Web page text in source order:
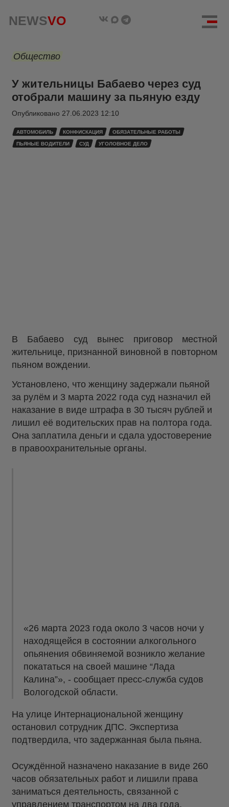
NEWSVO
Общество
У жительницы Бабаево через суд
отобрали машину за пьяную езду
Опубликовано 27.06.2023 12:10
АВТОМОБИЛЬ КОНФИСКАЦИЯ ОБЯЗАТЕЛЬНЫЕ РАБОТЫ
ПЬЯНЫЕ ВОДИТЕЛИ СУД УГОЛОВНОЕ ДЕЛО
В Бабаево суд вынес приговор местной
жительнице, признанной виновной в повторном
пьяном вождении.
Установлено, что женщину задержали пьяной
за рулём и 3 марта 2022 года суд назначил ей
наказание в виде штрафа в 30 тысяч рублей и
лишил её водительских прав на полтора года.
Она заплатила деньги и сдала удостоверение
в правоохранительные органы.
«26 марта 2023 года около 3 часов ночи у
находящейся в состоянии алкогольного
опьянения обвиняемой возникло желание
покататься на своей машине “Лада
Калина”», - сообщает пресс-служба судов
Вологодской области.
На улице Интернациональной женщину
остановил сотрудник ДПС. Экспертиза
подтвердила, что задержанная была пьяна.
Осуждённой назначено наказание в виде 260
часов обязательных работ и лишили права
заниматься деятельность, связанной с
управлением транспортом на два года.